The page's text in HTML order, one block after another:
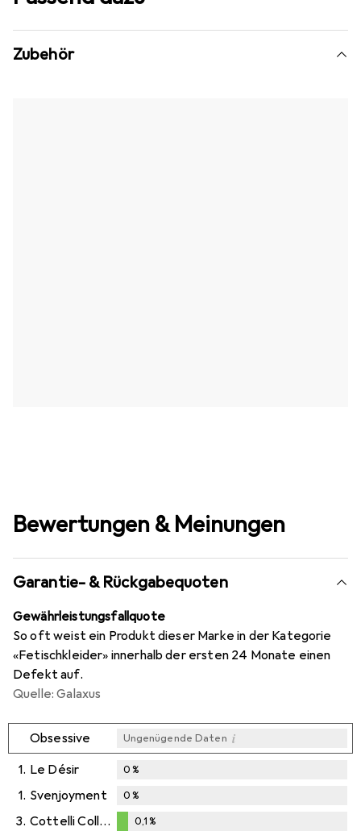
Zubehör
Bewertungen & Meinungen
Garantie- & Rückgabequoten
Gewährleistungsfallquote
So oft weist ein Produkt dieser Marke in der Kategorie
«Fetischkleider» innerhalb der ersten 24 Monate einen
Defekt auf.
Quelle: Galaxus
Obsessive Ungenügende Daten i
1. Le Désir 0%
1. Svenjoyment 0%
3. Cottelli Collection 0,1%